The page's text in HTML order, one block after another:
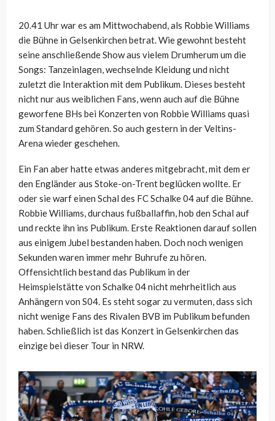
20.41 Uhr war es am Mittwochabend, als Robbie Williams
die Bühne in Gelsenkirchen betrat. Wie gewohnt besteht
seine anschließende Show aus vielem Drumherum um die
Songs: Tanzeinlagen, wechselnde Kleidung und nicht
zuletzt die Interaktion mit dem Publikum. Dieses besteht
nicht nur aus weiblichen Fans, wenn auch auf die Bühne
geworfene BHs bei Konzerten von Robbie Williams quasi
zum Standard gehören. So auch gestern in der Veltins-
Arena wieder geschehen.
Ein Fan aber hatte etwas anderes mitgebracht, mit dem er
den Engländer aus Stoke-on-Trent beglücken wollte. Er
oder sie warf einen Schal des FC Schalke 04 auf die Bühne.
Robbie Williams, durchaus fußballaffin, hob den Schal auf
und reckte ihn ins Publikum. Erste Reaktionen darauf sollen
aus einigem Jubel bestanden haben. Doch noch wenigen
Sekunden waren immer mehr Buhrufe zu hören.
Offensichtlich bestand das Publikum in der
Heimspielstätte von Schalke 04 nicht mehrheitlich aus
Anhängern von S04. Es steht sogar zu vermuten, dass sich
nicht wenige Fans des Rivalen BVB im Publikum befunden
haben. Schließlich ist das Konzert in Gelsenkirchen das
einzige bei dieser Tour in NRW.